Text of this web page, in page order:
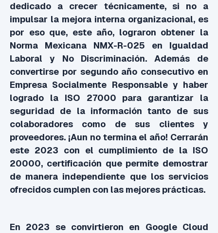
dedicado a crecer técnicamente, si no a
impulsar la mejora interna organizacional, es
por eso que, este año, lograron obtener la
Norma Mexicana NMX-R-025 en Igualdad
Laboral y No Discriminación. Además de
convertirse por segundo año consecutivo en
Empresa Socialmente Responsable y haber
logrado la ISO 27000 para garantizar la
seguridad de la información tanto de sus
colaboradores como de sus clientes y
proveedores. ¡Aun no termina el año! Cerrarán
este 2023 con el cumplimiento de la ISO
20000, certificación que permite demostrar
de manera independiente que los servicios
ofrecidos cumplen con las mejores prácticas.
En 2023 se convirtieron en Google Cloud